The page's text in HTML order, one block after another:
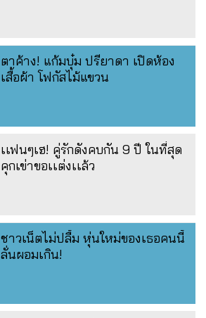
ตาค้าง! แก้มบุ๋ม ปรียาดา เปิดห้อง
เสื้อผ้า โฟกัสไม้แขวน
เเฟนๆเฮ! คู่รักดังคบกัน 9 ปี ในที่สุด
คุกเข่าขอเเต่งเเล้ว
ชาวเน็ตไม่ปลื้ม หุ่นใหม่ของเธอคนนี้
ลั่นผอมเกิน!